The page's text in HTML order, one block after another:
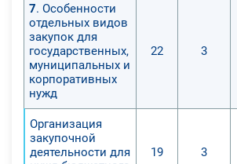
7. Особенности
отдельных видов
закупок для
государственных,
муниципальных и
корпоративных
нужд
22 3
Организация
закупочной
деятельности для
19 3